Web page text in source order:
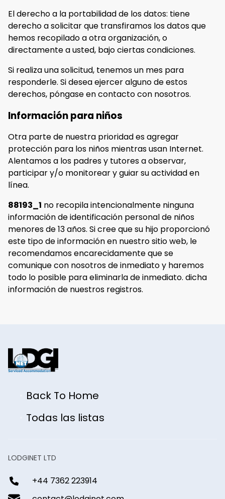
El derecho a la portabilidad de los datos: tiene
derecho a solicitar que transfiramos los datos que
hemos recopilado a otra organización, o
directamente a usted, bajo ciertas condiciones.
Si realiza una solicitud, tenemos un mes para
responderle. Si desea ejercer alguno de estos
derechos, póngase en contacto con nosotros.
Información para niños
Otra parte de nuestra prioridad es agregar
protección para los niños mientras usan Internet.
Alentamos a los padres y tutores a observar,
participar y/o monitorear y guiar su actividad en
línea.
88193_1 no recopila intencionalmente ninguna
información de identificación personal de niños
menores de 13 años. Si cree que su hijo proporcionó
este tipo de información en nuestro sitio web, le
recomendamos encarecidamente que se
comunique con nosotros de inmediato y haremos
todo lo posible para eliminarla de inmediato. dicha
información de nuestros registros.
Back To Home
Todas las listas
LODGINET LTD
+44 7362 223914